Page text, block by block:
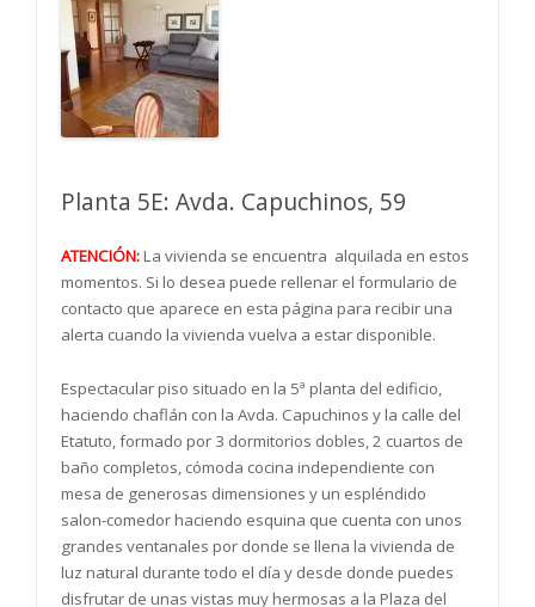
Planta 5E: Avda. Capuchinos, 59
ATENCIÓN:La vivienda se encuentra alquilada en estos
momentos. Si lo desea puede rellenar el formulario de
contacto que aparece en esta página para recibir una
alerta cuando la vivienda vuelva a estar disponible.
Espectacular piso situado en la 5ª planta del edificio,
haciendo chaflán con la Avda. Capuchinos y la calle del
Etatuto, formado por 3 dormitorios dobles, 2 cuartos de
baño completos, cómoda cocina independiente con
mesa de generosas dimensiones y un espléndido
salon-comedor haciendo esquina que cuenta con unos
grandes ventanales por donde se llena la vivienda de
luz natural durante todo el día y desde donde puedes
disfrutar de unas vistas muy hermosas a la Plaza del